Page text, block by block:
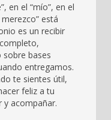
en el “mío”, en el
está
es un recibir
bases
entregamos.
te sientes útil,
feliz a tu
y acompañar.